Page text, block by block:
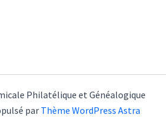
Philatélique et Généalogique
par Thème WordPress Astra